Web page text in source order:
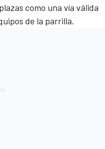
como una vía válida
de la parrilla.